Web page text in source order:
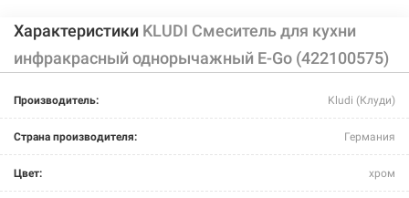
Характеристики KLUDI Смеситель для кухни
инфракрасный однорычажный E-Go (422100575)
Производитель: Kludi (Клуди)
Страна производителя: Германия
Цвет: хром